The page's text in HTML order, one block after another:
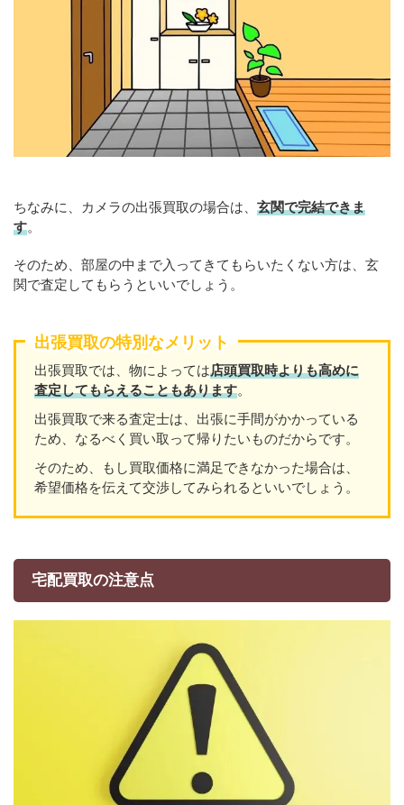
ちなみに、カメラの出張買取の場合は、 玄関で完結できま
す。
そのため、部屋の中まで入ってきてもらいたくない方は、玄
関で査定してもらうといいでしょう。
出張買取の特別なメリット
出張買取では、物によっては店頭買取時よりも高めに
査定してもらえることもあります。
出張買取で来る査定士は、出張に手間がかかっている
ため、なるべく買い取って帰りたいものだからです。
そのため、もし買取価格に満足できなかった場合は、
希望価格を伝えて交渉してみられるといいでしょう。
宅配買取の注意点